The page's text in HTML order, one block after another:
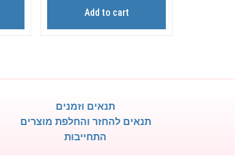
Add to cart
תנאים וזמנים
תנאים להחזר והחלפת מוצרים
התחייבות